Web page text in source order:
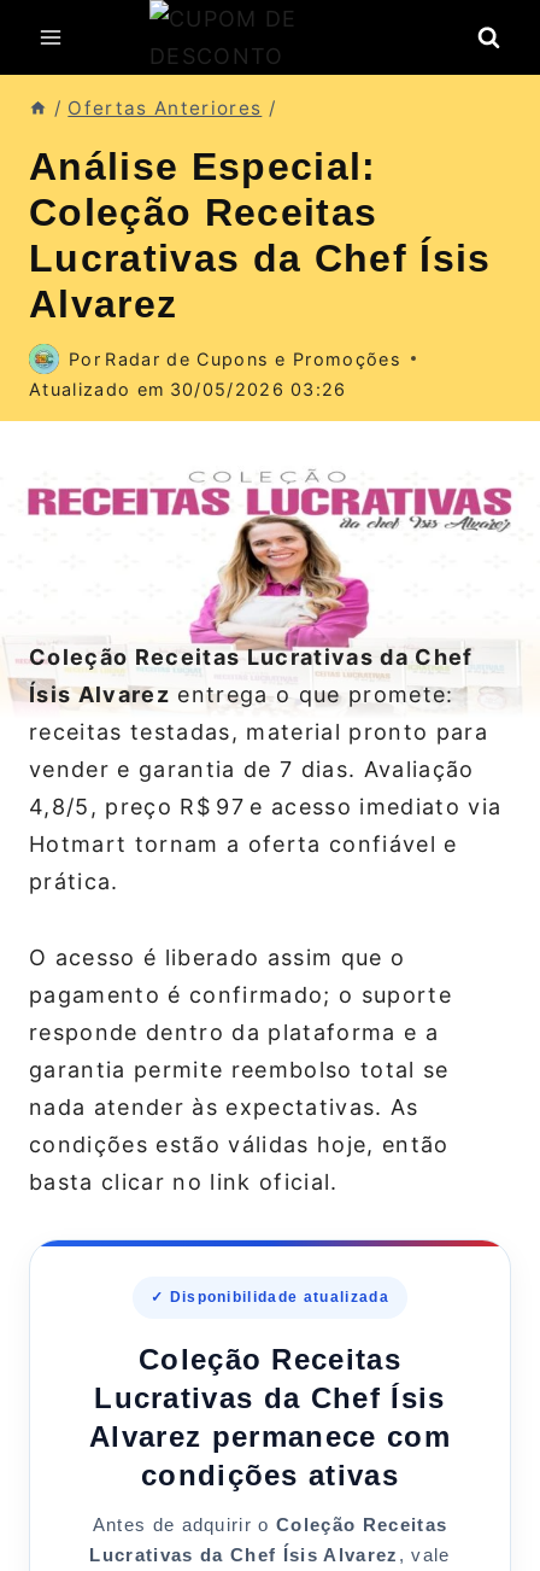
/ Ofertas Anteriores /
Análise Especial:
Coleção Receitas
Lucrativas da Chef Ísis
Alvarez
Por Radar de Cupons e Promoções
Atualizado em 30/05/2026 03:26
Coleção Receitas Lucrativas da Chef
Ísis Alvarez entrega o que promete:
receitas testadas, material pronto para
vender e garantia de 7 dias. Avaliação
4,8/5, preço R$ 97 e acesso imediato via
Hotmart tornam a oferta confiável e
prática.
O acesso é liberado assim que o
pagamento é confirmado; o suporte
responde dentro da plataforma e a
garantia permite reembolso total se
nada atender às expectativas. As
condições estão válidas hoje, então
basta clicar no link oficial.
✓ Disponibilidade atualizada
Coleção Receitas
Lucrativas da Chef Ísis
Alvarez permanece com
condições ativas
Antes de adquirir oColeção Receitas
Lucrativas da Chef Ísis Alvarez , vale